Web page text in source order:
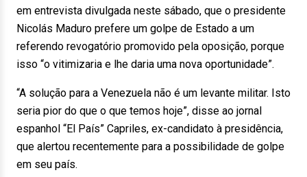
em entrevista divulgada neste sábado, que o presidente
Nicolás Maduro prefere um golpe de Estado a um
referendo revogatório promovido pela oposição, porque
isso “o vitimizaria e lhe daria uma nova oportunidade”.
“A solução para a Venezuela não é um levante militar. Isto
seria pior do que o que temos hoje”, disse ao jornal
espanhol “El País” Capriles, ex-candidato à presidência,
que alertou recentemente para a possibilidade de golpe
em seu país.